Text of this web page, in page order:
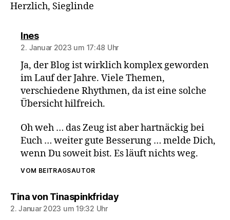
Herzlich, Sieglinde
Inessagt:
2. Januar 2023 um 17:48 Uhr
Ja, der Blog ist wirklich komplex geworden
im Lauf der Jahre. Viele Themen,
verschiedene Rhythmen, da ist eine solche
Übersicht hilfreich.
Oh weh … das Zeug ist aber hartnäckig bei
Euch … weiter gute Besserung … melde Dich,
wenn Du soweit bist. Es läuft nichts weg.
VOM BEITRAGSAUTOR
Tina von Tinaspinkfridaysagt:
2. Januar 2023 um 19:32 Uhr